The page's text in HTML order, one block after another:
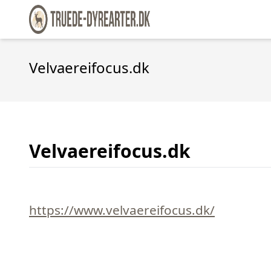
Velvaereifocus.dk
Velvaereifocus.dk
https://www.velvaereifocus.dk/